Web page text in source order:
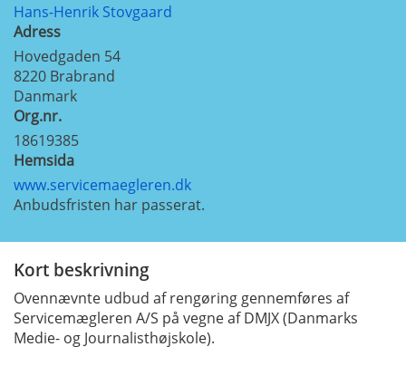
Hans-Henrik Stovgaard
Adress
Hovedgaden 54
8220 Brabrand
Danmark
Org.nr.
18619385
Hemsida
www.servicemaegleren.dk
Anbudsfristen har passerat.
Kort beskrivning
Ovennævnte udbud af rengøring gennemføres af
Servicemægleren A/S på vegne af DMJX (Danmarks
Medie- og Journalisthøjskole).